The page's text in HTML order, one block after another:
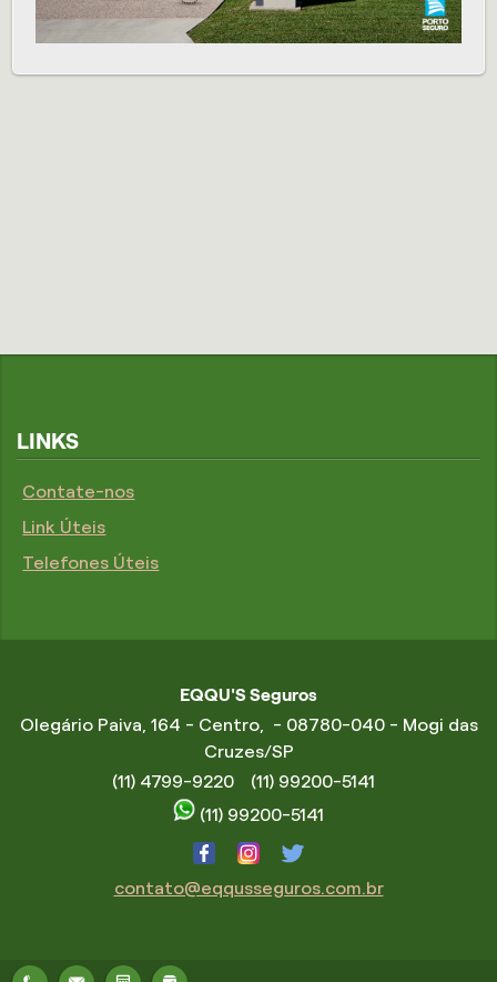
LINKS
Contate-nos
Link Úteis
Telefones Úteis
EQQU'S Seguros
Olegário Paiva, 164 - Centro, - 08780-040 - Mogi das
Cruzes/SP
(11) 4799-9220
(11) 99200-5141
(11) 99200-5141
contato@eqqusseguros.com.br